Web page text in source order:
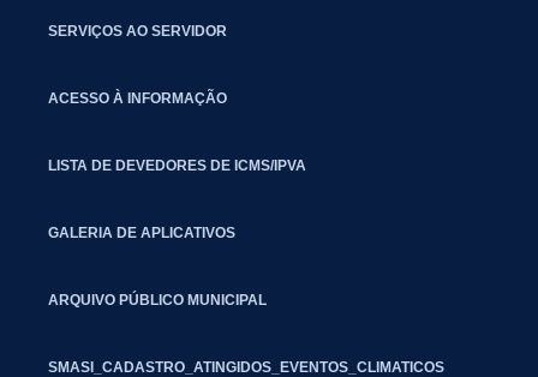
SERVIÇOS AO SERVIDOR
ACESSO À INFORMAÇÃO
LISTA DE DEVEDORES DE ICMS/IPVA
GALERIA DE APLICATIVOS
ARQUIVO PÚBLICO MUNICIPAL
SMASI_CADASTRO_ATINGIDOS_EVENTOS_CLIMATICOS